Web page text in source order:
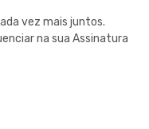
vez mais juntos.
na sua Assinatura